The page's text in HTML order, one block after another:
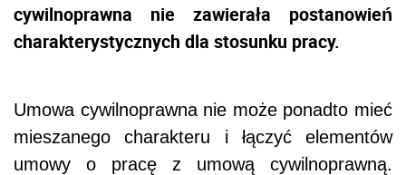
cywilnoprawna nie zawierała postanowień
charakterystycznych dla stosunku pracy.
Umowa cywilnoprawna nie może ponadto mieć
mieszanego charakteru i łączyć elementów
umowy o pracę z umową cywilnoprawną.